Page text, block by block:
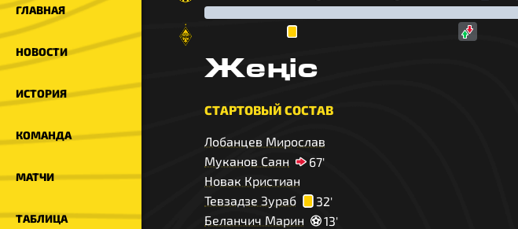
ГЛАВНАЯ
НОВОСТИ
ИСТОРИЯ
КОМАНДА
МАТЧИ
ТАБЛИЦА
Жеңіс
СТАРТОВЫЙ СОСТАВ
Лобанцев Мирослав
Муканов Саян
67'
Новак Кристиан
Тевзадзе Зураб
32'
Беланчич Марин
13'